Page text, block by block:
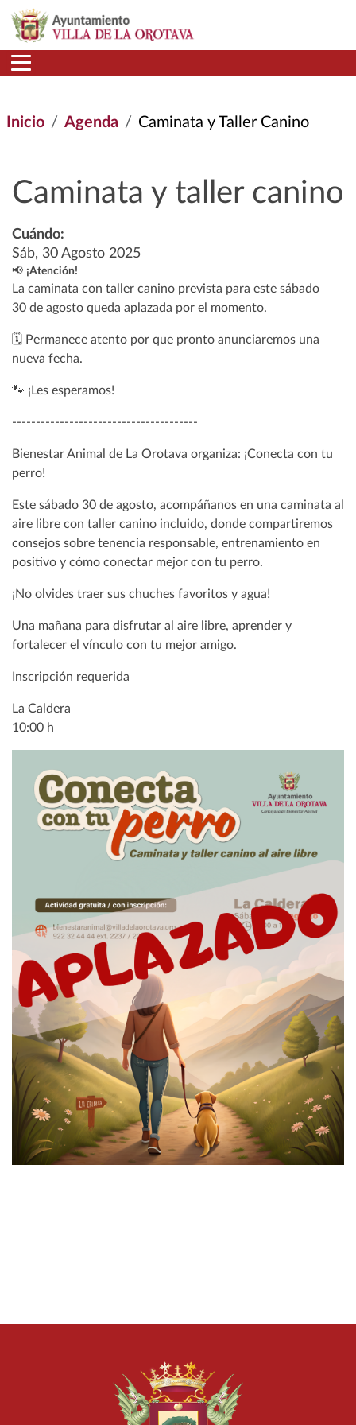
Pasar al contenido principal
Inicio Agenda Caminata y Taller Canino
Caminata y taller canino
Cuándo:
Sáb, 30 Agosto 2025
📢 ¡Atención!
La caminata con taller canino prevista para este sábado
30 de agosto queda aplazada por el momento.
🗓️ Permanece atento por que pronto anunciaremos una
nueva fecha.
🐾 ¡Les esperamos!
---------------------------------------
Bienestar Animal de La Orotava organiza: ¡Conecta con tu
perro!
Este sábado 30 de agosto, acompáñanos en una caminata al
aire libre con taller canino incluido, donde compartiremos
consejos sobre tenencia responsable, entrenamiento en
positivo y cómo conectar mejor con tu perro.
¡No olvides traer sus chuches favoritos y agua!
Una mañana para disfrutar al aire libre, aprender y
fortalecer el vínculo con tu mejor amigo.
Inscripción requerida
La Caldera
10:00 h